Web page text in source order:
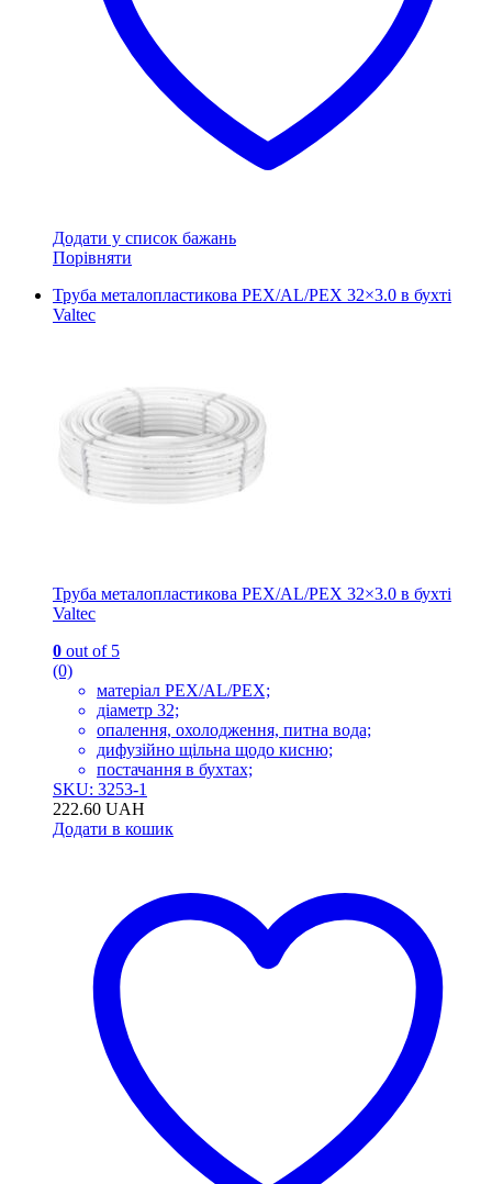
Додати у список бажань
Порівняти
Труба металопластикова PEX/AL/PEX 32×3.0 в бухті
Valtec
Труба металопластикова PEX/AL/PEX 32×3.0 в бухті
Valtec
0 out of 5
(0)
матеріал PEX/AL/PEX;
діаметр 32;
опалення, охолодження, питна вода;
дифузійно щільна щодо кисню;
постачання в бухтах;
SKU: 3253-1
222.60 UAH
Додати в кошик